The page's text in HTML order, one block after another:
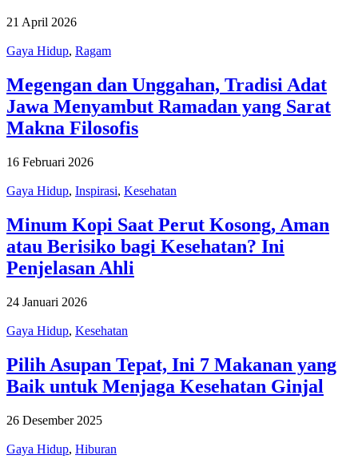
21 April 2026
Gaya Hidup, Ragam
Megengan dan Unggahan, Tradisi Adat
Jawa Menyambut Ramadan yang Sarat
Makna Filosofis
16 Februari 2026
Gaya Hidup, Inspirasi, Kesehatan
Minum Kopi Saat Perut Kosong, Aman
atau Berisiko bagi Kesehatan? Ini
Penjelasan Ahli
24 Januari 2026
Gaya Hidup, Kesehatan
Pilih Asupan Tepat, Ini 7 Makanan yang
Baik untuk Menjaga Kesehatan Ginjal
26 Desember 2025
Gaya Hidup, Hiburan